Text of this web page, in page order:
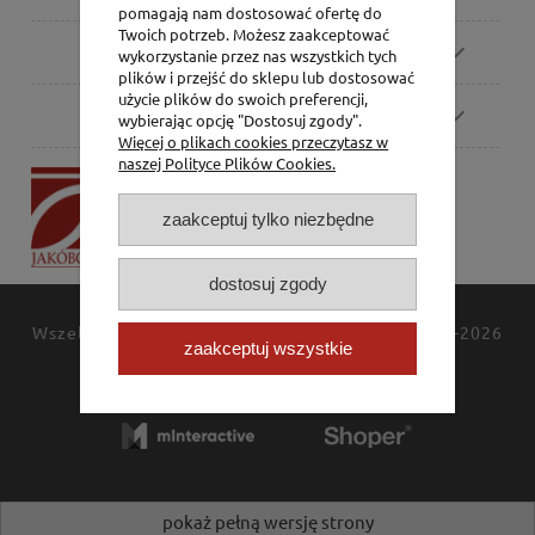
Zamówienia
Pomoc
P.H. Jakóbczak
Bialska 2/4,
42-202 Częstochowa
Wszelkie prawa zastrzeżone
© 1994-2026
Polityka prywatności
pokaż pełną wersję strony
pomagają nam dostosować ofertę do
Twoich potrzeb. Możesz zaakceptować
wykorzystanie przez nas wszystkich tych
plików i przejść do sklepu lub dostosować
użycie plików do swoich preferencji,
wybierając opcję "Dostosuj zgody".
Więcej o plikach cookies przeczytasz w
naszej Polityce Plików Cookies.
zaakceptuj tylko niezbędne
dostosuj zgody
zaakceptuj wszystkie